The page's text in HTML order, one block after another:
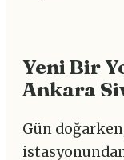
Yeni Bir
Ankara
Gün